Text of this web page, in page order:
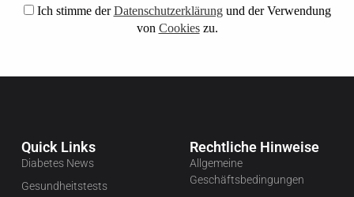
Ich stimme derDatenschutzerklärungund der Verwendung
von Cookieszu.
Quick Links
Diabetes News
Gesundheitstests
Rechtliche Hinweise
Allgemeine
Geschäftsbedingungen